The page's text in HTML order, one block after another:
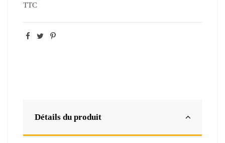
TTC
Détails du produit